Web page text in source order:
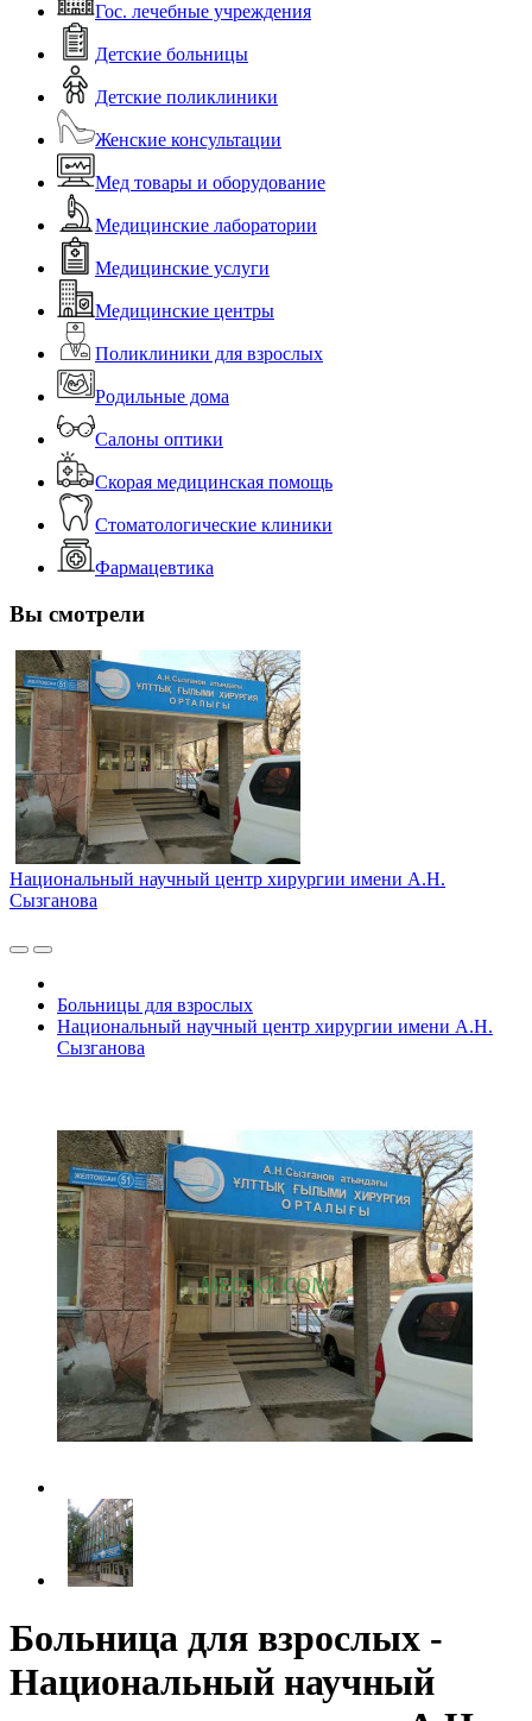
Гос. лечебные учреждения
Детские больницы
Детские поликлиники
Женские консультации
Мед товары и оборудование
Медицинские лаборатории
Медицинские услуги
Медицинские центры
Поликлиники для взрослых
Родильные дома
Салоны оптики
Скорая медицинская помощь
Стоматологические клиники
Фармацевтика
Вы смотрели
Национальный научный центр хирургии имени А.Н.
Сызганова
Больницы для взрослых
Национальный научный центр хирургии имени А.Н.
Сызганова
Больница для взрослых -
Национальный научный